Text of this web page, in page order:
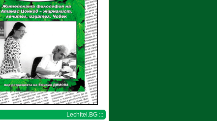
Lechitel.BG :::